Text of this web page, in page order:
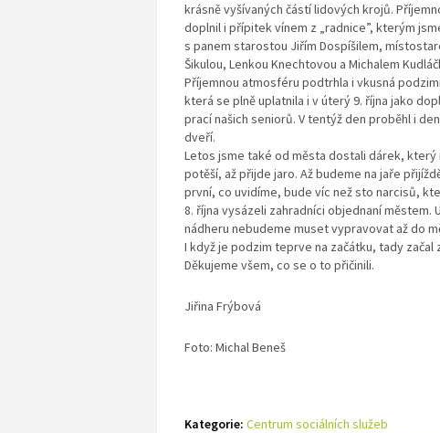
krásně vyšívaných částí lidových krojů.
doplnil i přípitek vínem z „radnice”, kterým
s panem starostou Jiřím Dospíšilem,
Šikulou, Lenkou Knechtovou a Michalem
Příjemnou atmosféru podtrhla i vkusná
která se plně uplatnila i v úterý 9. října jako
prací našich seniorů. V tentýž den proběhl i
dveří.
Letos jsme také od města dostali dárek, který
potěší, až přijde jaro. Až budeme na jaře
první, co uvidíme, bude víc než sto narcisů,
8. října vysázeli zahradníci objednaní městem.
nádheru nebudeme muset vypravovat až do
I když je podzim teprve na začátku, tady začal
Děkujeme všem, co se o to přičinili.
Jiřina Frýbová
Foto: Michal Beneš
Kategorie: Centrum sociálních služeb